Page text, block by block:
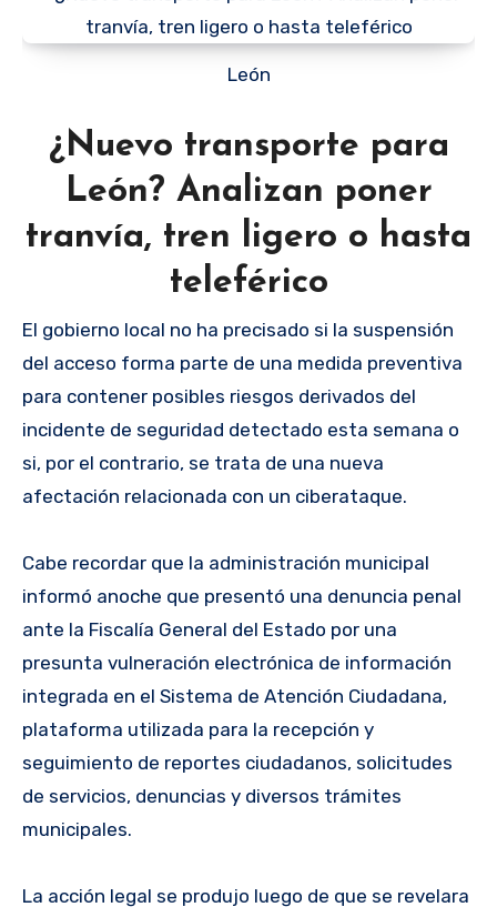
León
¿Nuevo transporte para
León? Analizan poner
tranvía, tren ligero o hasta
teleférico
El gobierno local no ha precisado si la suspensión
del acceso forma parte de una medida preventiva
para contener posibles riesgos derivados del
incidente de seguridad detectado esta semana o
si, por el contrario, se trata de una nueva
afectación relacionada con un ciberataque.
Cabe recordar que la administración municipal
informó anoche que presentó una denuncia penal
ante la Fiscalía General del Estado por una
presunta vulneración electrónica de información
integrada en el Sistema de Atención Ciudadana,
plataforma utilizada para la recepción y
seguimiento de reportes ciudadanos, solicitudes
de servicios, denuncias y diversos trámites
municipales.
La acción legal se produjo luego de que se revelara